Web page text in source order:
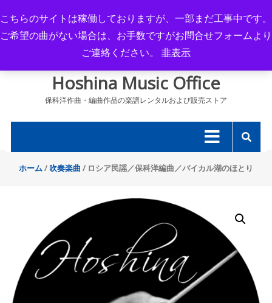
to
content
Hoshina Music Office
保科洋作曲・編曲作品の楽譜レンタルおよび販売ストア
ホーム/ 吹奏楽曲 / ロシア民謡／保科洋編曲／バイカル湖のほとり
こちらのサイトは稼働しておりますが、一部まだ工事中です。
ご希望の曲がない場合は、お手数ですがお問合せフォームより
ご連絡ください。 非表示